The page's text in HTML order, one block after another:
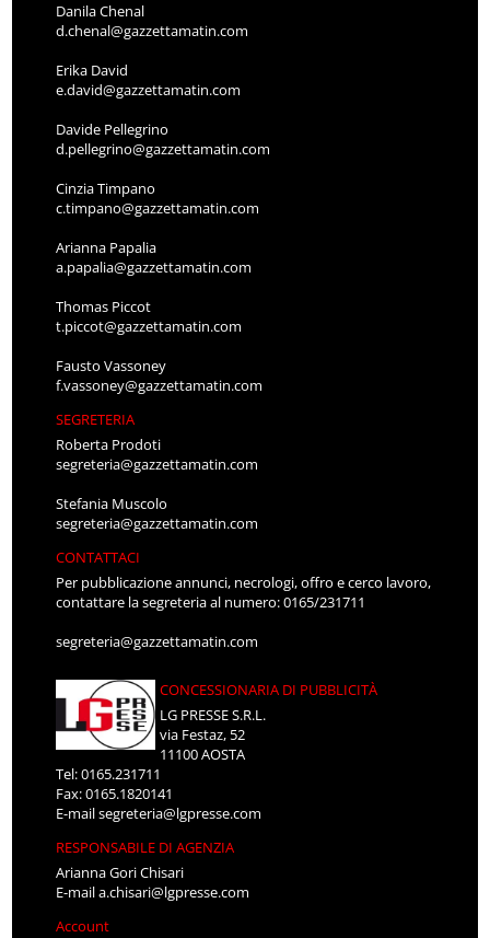
Danila Chenal
d.chenal@gazzettamatin.com
Erika David
e.david@gazzettamatin.com
Davide Pellegrino
d.pellegrino@gazzettamatin.com
Cinzia Timpano
c.timpano@gazzettamatin.com
Arianna Papalia
a.papalia@gazzettamatin.com
Thomas Piccot
t.piccot@gazzettamatin.com
Fausto Vassoney
f.vassoney@gazzettamatin.com
SEGRETERIA
Roberta Prodoti
segreteria@gazzettamatin.com
Stefania Muscolo
segreteria@gazzettamatin.com
CONTATTACI
Per pubblicazione annunci, necrologi, offro e cerco lavoro,
contattare la segreteria al numero: 0165/231711
segreteria@gazzettamatin.com
CONCESSIONARIA DI PUBBLICITÀ
LG PRESSE S.R.L.
via Festaz, 52
11100 AOSTA
Tel: 0165.231711
Fax: 0165.1820141
E-mailsegreteria@lgpresse.com
RESPONSABILE DI AGENZIA
Arianna Gori Chisari
E-maila.chisari@lgpresse.com
Account